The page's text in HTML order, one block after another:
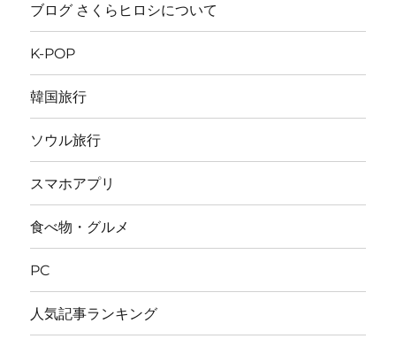
ブログ さくらヒロシについて
K-POP
韓国旅行
ソウル旅行
スマホアプリ
食べ物・グルメ
PC
人気記事ランキング